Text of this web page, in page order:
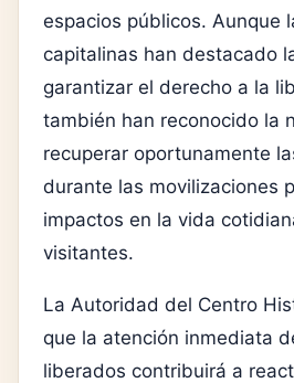
espacios públicos. Aunque
capitalinas han destacado
garantizar el derecho a la
también han reconocido la
recuperar oportunamente
durante las movilizaciones
impactos en la vida
visitantes.
La Autoridad del Centro
que la atención inmediata
liberados contribuirá a